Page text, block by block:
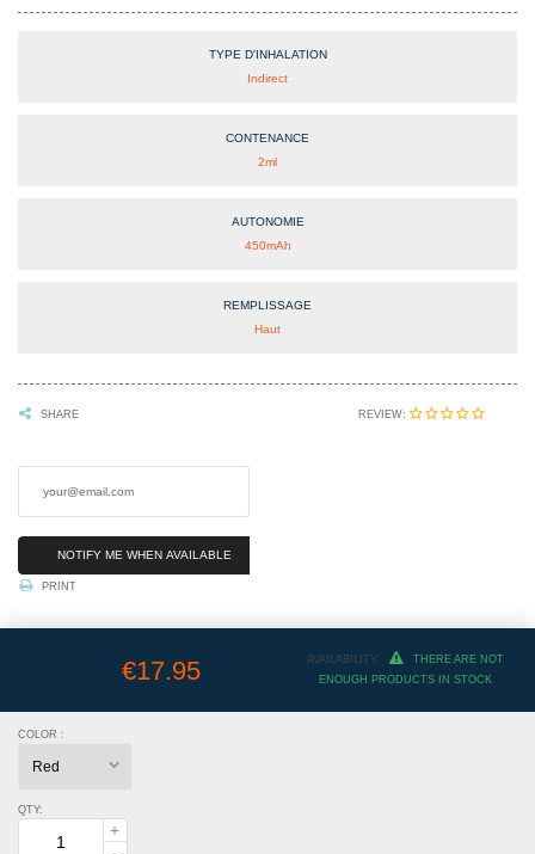
TYPE D'INHALATION
Indirect
CONTENANCE
2ml
AUTONOMIE
450mAh
REMPLISSAGE
Haut
SHARE
NOTIFY ME WHEN AVAILABLE
PRINT
REVIEW:
€17.95 AVAILABILITY:
THERE ARE NOT
ENOUGH PRODUCTS IN STOCK
COLOR :
QTY: